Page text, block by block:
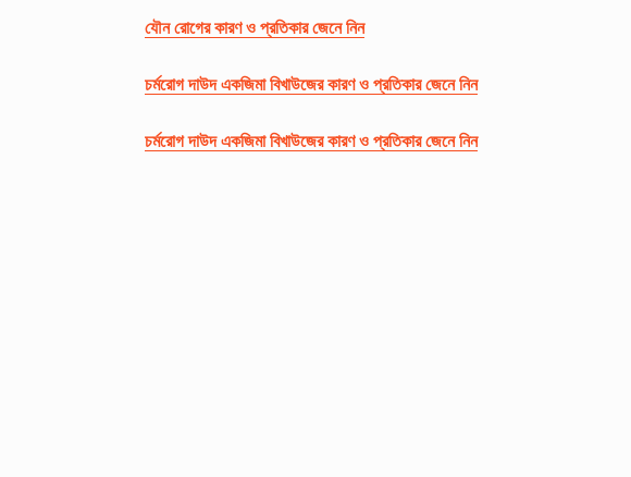
যৌন রোগের কারণ ও প্রতিকার জেনে নিন
চর্মরোগ দাউদ একজিমা বিখাউজের কারণ ও প্রতিকার জেনে নিন
চর্মরোগ দাউদ একজিমা বিখাউজের কারণ ও প্রতিকার জেনে নিন